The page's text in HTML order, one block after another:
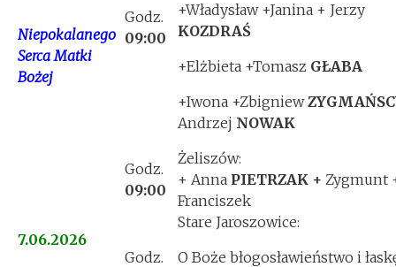
Niepokalanego
Serca Matki
Bożej
Godz.
09:00
+Władysław +Janina + Jerzy
KOZDRAŚ
+Elżbieta +Tomasz GŁABA
+Iwona +Zbigniew
Andrzej NOWAK
7.06.2026
Godz.
09:00
Żeliszów:
+ Anna PIETRZAK + Zygmunt
Franciszek
Godz.
Stare Jaroszowice:
O Boże błogosławieństwo i